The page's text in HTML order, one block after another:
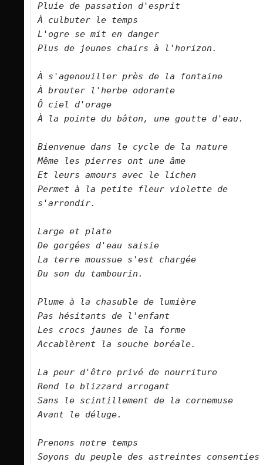
Pluie de passation d'esprit
À culbuter le temps
L'ogre se mit en danger
Plus de jeunes chairs à l'horizon.
À s'agenouiller près de la fontaine
À brouter l'herbe odorante
Ô ciel d'orage
À la pointe du bâton, une goutte d'eau.
Bienvenue dans le cycle de la nature
Même les pierres ont une âme
Et leurs amours avec le lichen
Permet à la petite fleur violette de
s'arrondir.
Large et plate
De gorgées d'eau saisie
La terre moussue s'est chargée
Du son du tambourin.
Plume à la chasuble de lumière
Pas hésitants de l'enfant
Les crocs jaunes de la forme
Accablèrent la souche boréale.
La peur d'être privé de nourriture
Rend le blizzard arrogant
Sans le scintillement de la cornemuse
Avant le déluge.
Prenons notre temps
Soyons du peuple des astreintes consenties